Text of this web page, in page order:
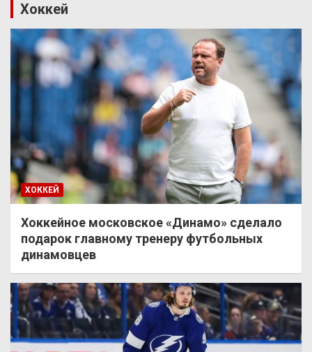
Хоккей
ХОККЕЙ
Хоккейное московское «Динамо» сделало
подарок главному тренеру футбольных
динамовцев